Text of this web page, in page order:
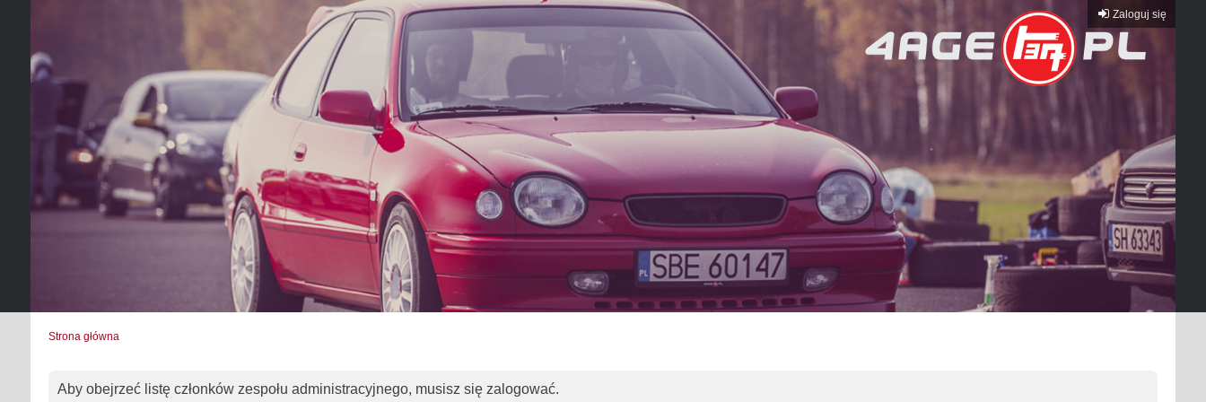
Zaloguj się
Strona główna
Aby obejrzeć listę członków zespołu administracyjnego, musisz się zalogować.